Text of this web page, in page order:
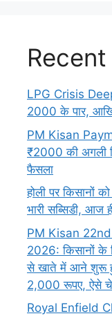
LPG Crisis
2000 के पार,
PM Kisan
₹2000 की अगली
फैसला
होली पर किसानों
भारी सब्सिडी, आज
PM Kisan
2026: किसानों के
से खाते में आने शुरू
2,000 रूपए, ऐसे
Royal Enfield